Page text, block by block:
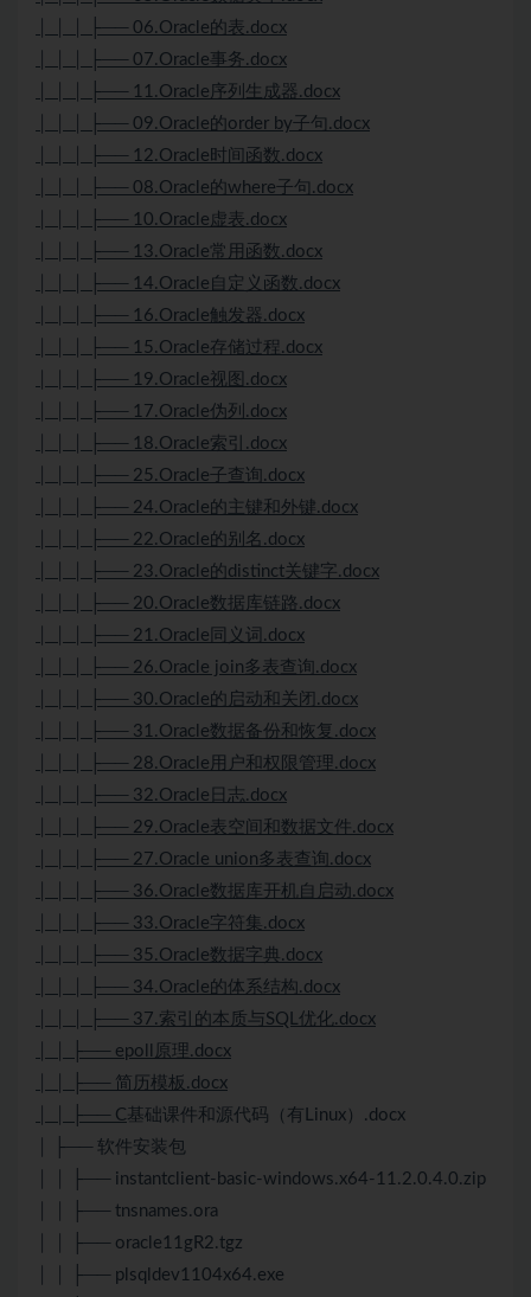
│ │ │ ├── 06.Oracle的表.docx
│ │ │ ├── 07.Oracle事务.docx
│ │ │ ├── 11.Oracle序列生成器.docx
│ │ │ ├── 09.Oracle的order by子句.docx
│ │ │ ├── 12.Oracle时间函数.docx
│ │ │ ├── 08.Oracle的where子句.docx
│ │ │ ├── 10.Oracle虚表.docx
│ │ │ ├── 13.Oracle常用函数.docx
│ │ │ ├── 14.Oracle自定义函数.docx
│ │ │ ├── 16.Oracle触发器.docx
│ │ │ ├── 15.Oracle存储过程.docx
│ │ │ ├── 19.Oracle视图.docx
│ │ │ ├── 17.Oracle伪列.docx
│ │ │ ├── 18.Oracle索引.docx
│ │ │ ├── 25.Oracle子查询.docx
│ │ │ ├── 24.Oracle的主键和外键.docx
│ │ │ ├── 22.Oracle的别名.docx
│ │ │ ├── 23.Oracle的distinct关键字.docx
│ │ │ ├── 20.Oracle数据库链路.docx
│ │ │ ├── 21.Oracle同义词.docx
│ │ │ ├── 26.Oracle join多表查询.docx
│ │ │ ├── 30.Oracle的启动和关闭.docx
│ │ │ ├── 31.Oracle数据备份和恢复.docx
│ │ │ ├── 28.Oracle用户和权限管理.docx
│ │ │ ├── 32.Oracle日志.docx
│ │ │ ├── 29.Oracle表空间和数据文件.docx
│ │ │ ├── 27.Oracle union多表查询.docx
│ │ │ ├── 36.Oracle数据库开机自启动.docx
│ │ │ ├── 33.Oracle字符集.docx
│ │ │ ├── 35.Oracle数据字典.docx
│ │ │ ├── 34.Oracle的体系结构.docx
│ │ │ ├── 37.索引的本质与SQL优化.docx
│ │ ├── epoll原理.docx
│ │ ├── 简历模板.docx
│ │ ├── C基础课件和源代码（有Linux）.docx
│ ├── 软件安装包
│ │ ├── instantclient-basic-windows.x64-11.2.0.4.0.zip
│ │ ├── tnsnames.ora
│ │ ├── oracle11gR2.tgz
│ │ ├── plsqldev1104x64.exe